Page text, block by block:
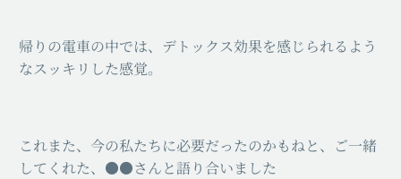
帰りの電車の中では、デトックス効果を感じられるよう
なスッキリした感覚。
これまた、今の私たちに必要だったのかもねと、ご一緒
してくれた、●●さんと語り合いました